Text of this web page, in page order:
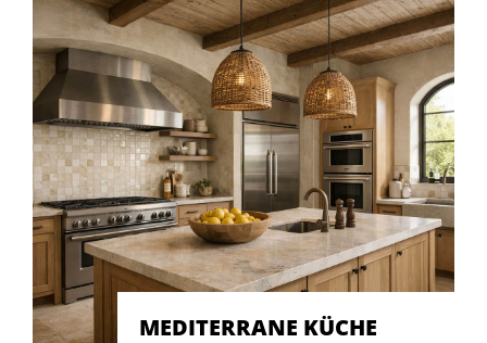
MEDITERRANE KÜCHE